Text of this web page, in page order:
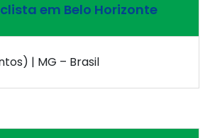
em Belo Horizonte
| MG – Brasil